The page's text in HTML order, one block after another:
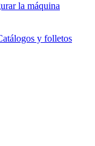
la máquina
y folletos